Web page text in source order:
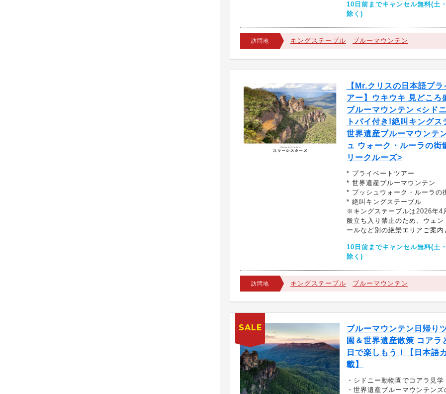
10日前までキャンセル無料(土
除く)
訪問地 キングステーブル ブルーマウンテン
【Mr.クリスの日本語プ
アー】ウキウキ 見どころ
ブルーマウンテン <シド
トパイ付き!絶叫キングス
世界遺産ブルーマウンテ
ュ ウォーク・ルーラの街
リークルーズ>
* プライベートツアー
* 世界遺産ブルーマウンテン
* ブッシュウォーク・ルーラの
* 絶叫キングステーブル
※キングステーブルは2026年4
般立ち入り禁止のため、ウェン
ールなど別の絶景エリアご案内
10日前までキャンセル無料(土
除く)
訪問地 キングステーブル ブルーマウンテン
ブルーマウンテン日帰り
園＆世界遺産散策 コアラ
日で楽しもう！【日本語
載】
・シドニー動物園でコアラ見学
・世界遺産ブルーマウンテン
SALE